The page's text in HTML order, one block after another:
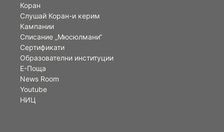
Коран
Слушай Коран-и керим
Кампании
Списание „Мюсюлмани“
Сертификати
Образователни институции
Е-Поща
News Room
Youtube
НИЦ